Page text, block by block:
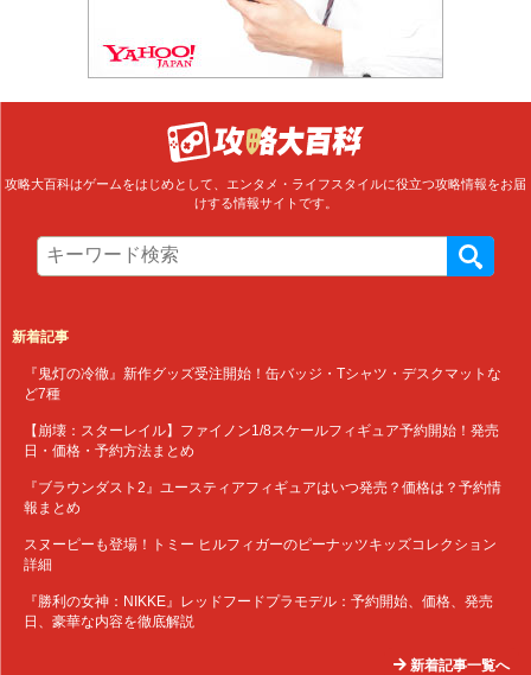
攻略大百科はゲームをはじめとして、エンタメ・ライフスタイルに役立つ攻略情報をお届
けする情報サイトです。
新着記事
『鬼灯の冷徹』新作グッズ受注開始！缶バッジ・Tシャツ・デスクマットな
ど7種
【崩壊：スターレイル】ファイノン1/8スケールフィギュア予約開始！発売
日・価格・予約方法まとめ
『ブラウンダスト2』ユースティアフィギュアはいつ発売？価格は？予約情
報まとめ
スヌーピーも登場！トミー ヒルフィガーのピーナッツキッズコレクション
詳細
『勝利の女神：NIKKE』レッドフードプラモデル：予約開始、価格、発売
日、豪華な内容を徹底解説
新着記事一覧へ